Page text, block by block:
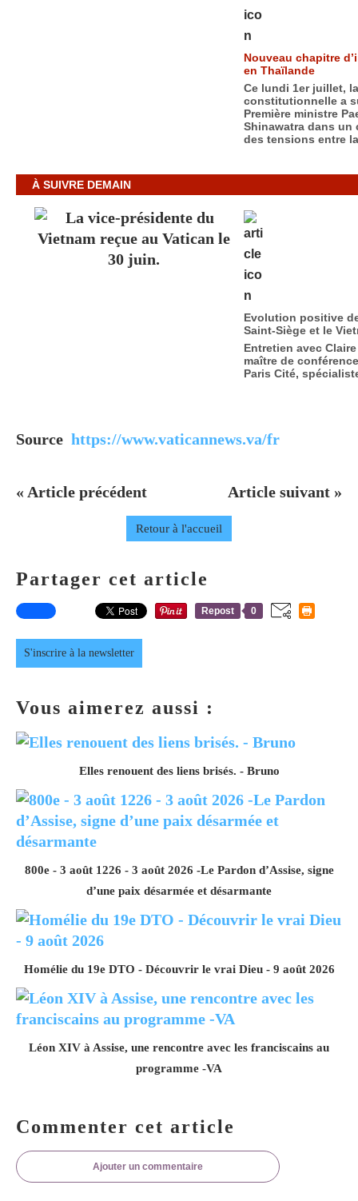
Nouveau chapitre
en Thaïlande
Ce lundi 1er juillet,
constitutionnelle a
Première ministre
Shinawatra dans un
des tensions entre
À SUIVRE DEMAIN
Evolution positive
Saint-Siège et le
Entretien avec
maître de
Paris Cité,
Source https://www.vaticannews.va/fr
« Article précédent Article suivant »
Retour à l'accueil
Partager cet article
Repost 0
S'inscrire à la newsletter
Vous aimerez aussi :
Elles renouent des liens brisés. - Bruno
800e - 3 août 1226 - 3 août 2026 -Le Pardon d’Assise, signe
d’une paix désarmée et désarmante
Homélie du 19e DTO - Découvrir le vrai Dieu - 9 août 2026
Léon XIV à Assise, une rencontre avec les franciscains au
programme -VA
Commenter cet article
Ajouter un commentaire